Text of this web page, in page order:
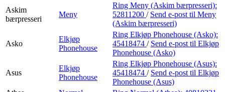
Askim
bærpresseri
Meny
Ring Meny (Askim bærpresseri):
52811200 / Send e-post til Meny
(Askim bærpresseri)
Asko
Elkjøp
Phonehouse
Ring Elkjøp Phonehouse (Asko):
45418474 / Send e-post til Elkjøp
Phonehouse (Asko)
Asus
Elkjøp
Phonehouse
Ring Elkjøp Phonehouse (Asus):
45418474 / Send e-post til Elkjøp
Phonehouse (Asus)